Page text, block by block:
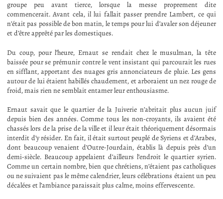
groupe peu avant tierce, lorsque la messe proprement dite
commencerait. Avant cela, il lui fallait passer prendre Lambert, ce qui
n’était pas possible de bon matin, le temps pour lui d’avaler son déjeuner
et d’être apprêté par les domestiques.
Du coup, pour l’heure, Ernaut se rendait chez le musulman, la tête
baissée pour se prémunir contre le vent insistant qui parcourait les rues
en sifflant, apportant des nuages gris annonciateurs de pluie. Les gens
autour de lui étaient habillés chaudement, et arboraient un nez rouge de
froid, mais rien ne semblait entamer leur enthousiasme.
Ernaut savait que le quartier de la Juiverie n’abritait plus aucun juif
depuis bien des années. Comme tous les non-croyants, ils avaient été
chassés lors de la prise de la ville et il leur était théoriquement désormais
interdit d’y résider. En fait, il était surtout peuplé de Syriens et d’Arabes,
dont beaucoup venaient d’Outre-Jourdain, établis là depuis près d’un
demi-siècle. Beaucoup appelaient d’ailleurs l’endroit le quartier syrien.
Comme un certain nombre, bien que chrétiens, n’étaient pas catholiques
ou ne suivaient pas le même calendrier, leurs célébrations étaient un peu
décalées et l’ambiance paraissait plus calme, moins effervescente.